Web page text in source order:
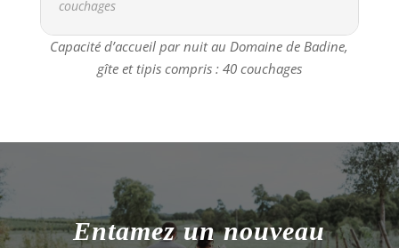
léger et l’esprit serein
Nos réponses à vos
questions